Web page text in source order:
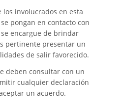
los involucrados en esta
pongan en contacto con
encargue de brindar
pertinente presentar un
de salir favorecido.
deben consultar con un
cualquier declaración
un acuerdo.